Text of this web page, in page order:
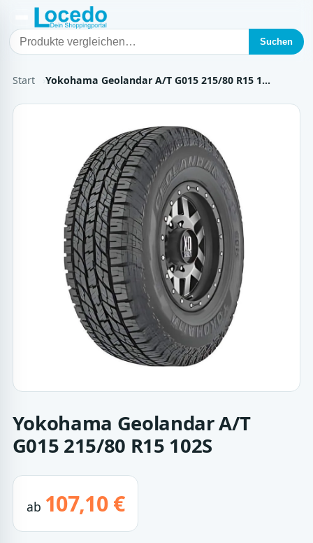
Suchen
Start Yokohama Geolandar A/T G015 215/80 R15 1…
Yokohama Geolandar A/T
G015 215/80 R15 102S
ab 107,10 €